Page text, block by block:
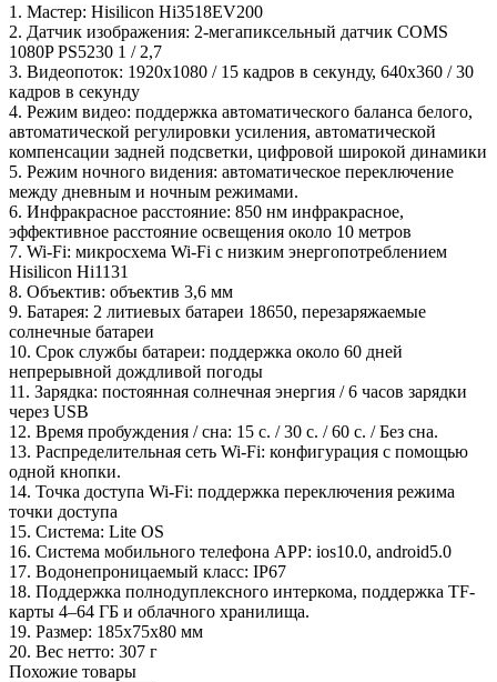
1. Мастер: Hisilicon Hi3518EV200
2. Датчик изображения: 2-мегапиксельный датчик COMS
1080P PS5230 1 / 2,7
3. Видеопоток: 1920x1080 / 15 кадров в секунду, 640x360 / 30
кадров в секунду
4. Режим видео: поддержка автоматического баланса белого,
автоматической регулировки усиления, автоматической
компенсации задней подсветки, цифровой широкой динамики
5. Режим ночного видения: автоматическое переключение
между дневным и ночным режимами.
6. Инфракрасное расстояние: 850 нм инфракрасное,
эффективное расстояние освещения около 10 метров
7. Wi-Fi: микросхема Wi-Fi с низким энергопотреблением
Hisilicon Hi1131
8. Объектив: объектив 3,6 мм
9. Батарея: 2 литиевых батареи 18650, перезаряжаемые
солнечные батареи
10. Срок службы батареи: поддержка около 60 дней
непрерывной дождливой погоды
11. Зарядка: постоянная солнечная энергия / 6 часов зарядки
через USB
12. Время пробуждения / сна: 15 с. / 30 с. / 60 с. / Без сна.
13. Распределительная сеть Wi-Fi: конфигурация с помощью
одной кнопки.
14. Точка доступа Wi-Fi: поддержка переключения режима
точки доступа
15. Система: Lite OS
16. Система мобильного телефона APP: ios10.0, android5.0
17. Водонепроницаемый класс: IP67
18. Поддержка полнодуплексного интеркома, поддержка TF-
карты 4–64 ГБ и облачного хранилища.
19. Размер: 185x75x80 мм
20. Вес нетто: 307 г
Похожие товары